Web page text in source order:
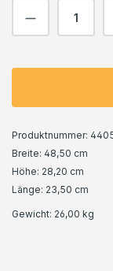
Produkt
Produktnummer:
Breite: 48,50 cm
Höhe: 28,20 cm
Länge: 23,50 cm
Gewicht: 26,00 kg